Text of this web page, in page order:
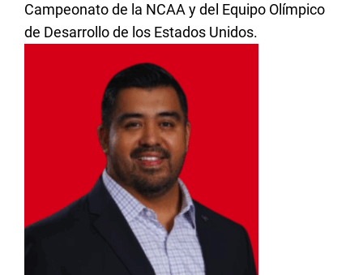
Campeonato de la NCAA y del Equipo Olímpico
de Desarrollo de los Estados Unidos.